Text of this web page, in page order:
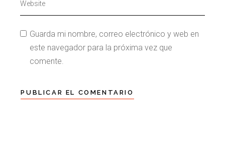
Guarda mi nombre, correo electrónico y web en
este navegador para la próxima vez que
comente.
PUBLICAR EL COMENTARIO